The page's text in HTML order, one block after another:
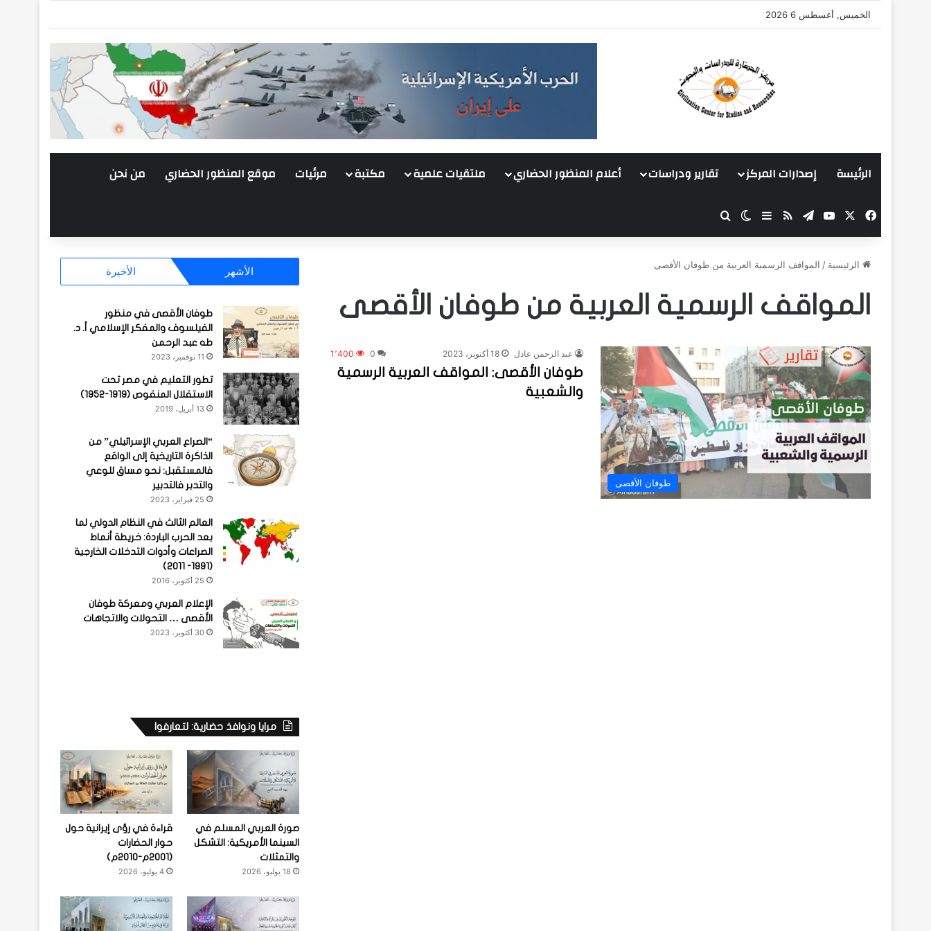
الخميس, أغسطس 6 2026
الرئيسة إصدارات المركز تقارير ودراسات أعلام المنظور الحضاري ملتقيات علمية مكتبة مرئيات موقع المنظور الحضاري من نحن
فيسبوك ‫YouTube
تيلقرامملخص الموقع RSS
إضافة عمود جانبي
الوضع المظلم
الرئيسية / المواقف الرسمية العربية من طوفان الأقصى
المواقف الرسمية العربية من طوفان الأقصى
طوفان الأقصى
عبد الرحمن عادل 18 أكتوبر، 2023 0 1٬400
طوفان الأقصى: المواقف العربية الرسمية
والشعبية
الأشهر الأخيرة
طوفان الأقصى في منظور
الفيلسوف والمفكر الإسلامي أ. د.
طه عبد الرحمن
11 نوفمبر، 2023
تطور التعليم في مصر تحت
الاستقلال المنقوص (1919-1952)
13 أبريل، 2019
“الصراع العربي الإسرائيلي” من
الذاكرة التاريخية إلى الواقع
فالمستقبل: نحو مساق للوعي
والتدبر فالتدبير
25 فبراير، 2023
العالم الثالث في النظام الدولي لما
بعد الحرب الباردة: خريطة أنماط
الصراعات وأدوات التدخلات الخارجية
(1991- 2011)
25 أكتوبر، 2016
الإعلام العربي ومعركة طوفان
الأقصى … التحولات والاتجاهات
30 أكتوبر، 2023
مرايا ونوافذ حضارية: لتعارفوا
صورة العربي المسلم في
السينما الأمريكية: التشكل
والتمثلات
18 يوليو، 2026
قراءة في رؤى إيرانية حول
حوار الحضارات
(2001م-2010م)
4 يوليو، 2026